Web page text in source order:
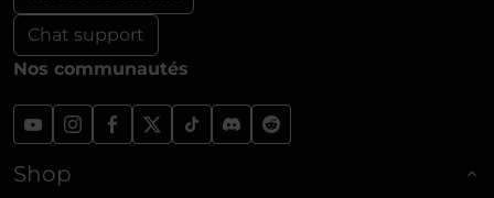
Chat support
Nos communautés
Shop